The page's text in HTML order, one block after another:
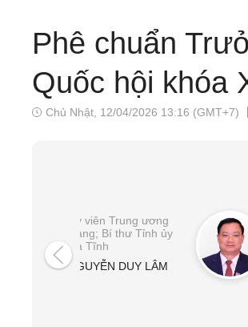
Phê chuẩn
Quốc hội khóa
Chủ Nhật, 12/04/2026 13:16 (GMT+7)
Ủy viên Trung ương
Đảng; Bí thư Tỉnh ủy
Hà Tĩnh
NGUYỄN DUY LÂM